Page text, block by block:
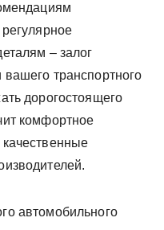
– залог
транспортного
дорогостоящего
комфортное
автомобильного